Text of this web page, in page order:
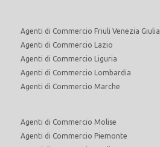
Agenti di Commercio Friuli Venezia Giulia
Agenti di Commercio Lazio
Agenti di Commercio Liguria
Agenti di Commercio Lombardia
Agenti di Commercio Marche
Agenti di Commercio Molise
Agenti di Commercio Piemonte